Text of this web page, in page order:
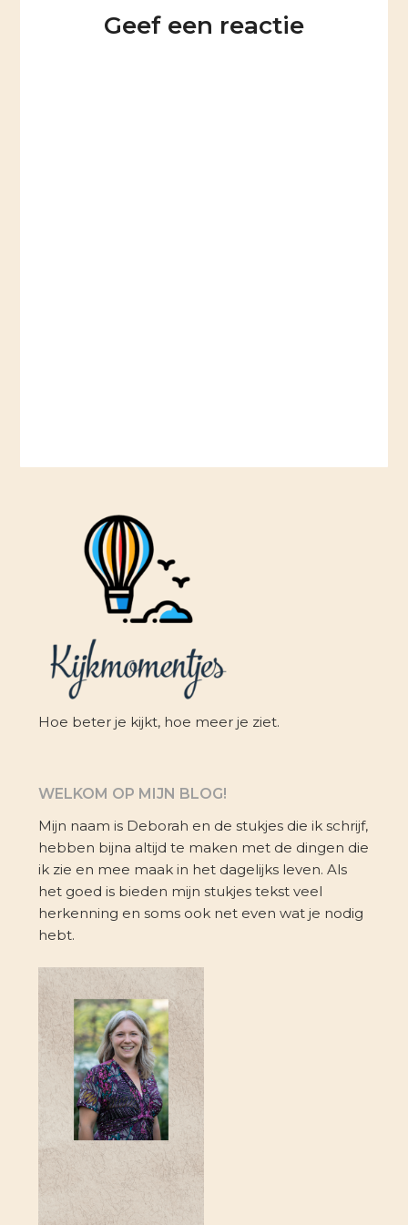
Geef een reactie
Hoe beter je kijkt, hoe meer je ziet.
WELKOM OP MIJN BLOG!
Mijn naam is Deborah en de stukjes die ik schrijf,
hebben bijna altijd te maken met de dingen die
ik zie en mee maak in het dagelijks leven. Als
het goed is bieden mijn stukjes tekst veel
herkenning en soms ook net even wat je nodig
hebt.